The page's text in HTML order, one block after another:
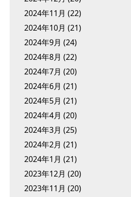
2024年11月 (22)
2024年10月 (21)
2024年9月 (24)
2024年8月 (22)
2024年7月 (20)
2024年6月 (21)
2024年5月 (21)
2024年4月 (20)
2024年3月 (25)
2024年2月 (21)
2024年1月 (21)
2023年12月 (20)
2023年11月 (20)